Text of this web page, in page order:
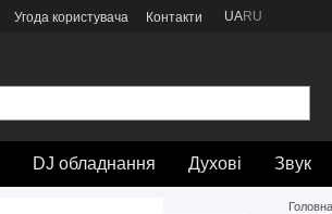
Угода користувача Контакти UARU
DJ обладнання Духові Звук
Головна